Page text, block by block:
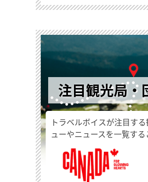
注目観光局・
トラベルボイスが注目す
ューやニュースを一覧する